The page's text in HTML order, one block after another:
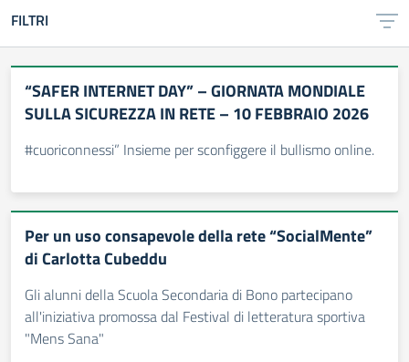
FILTRI
“SAFER INTERNET DAY” – GIORNATA MONDIALE
SULLA SICUREZZA IN RETE – 10 FEBBRAIO 2026
#cuoriconnessi” Insieme per sconfiggere il bullismo online.
Per un uso consapevole della rete “SocialMente”
di Carlotta Cubeddu
Gli alunni della Scuola Secondaria di Bono partecipano
all'iniziativa promossa dal Festival di letteratura sportiva
"Mens Sana"